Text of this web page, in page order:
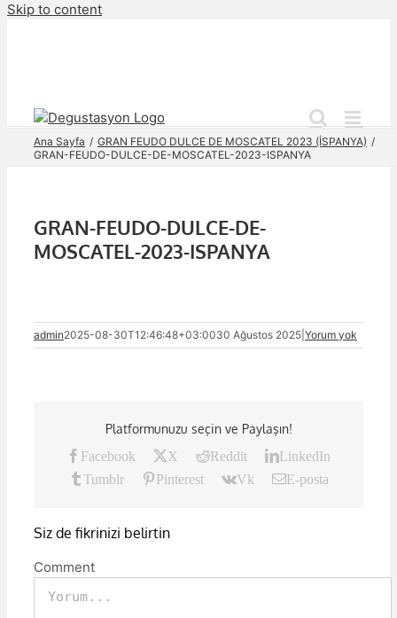
Skip to content
Ana Sayfa
GRAN FEUDO DULCE DE MOSCATEL 2023 (İSPANYA)
GRAN-FEUDO-DULCE-DE-MOSCATEL-2023-ISPANYA
GRAN-FEUDO-DULCE-DE-
MOSCATEL-2023-ISPANYA
admin2025-08-30T12:46:48+03:0030 Ağustos 2025 Yorum yok
Platformunuzu seçin ve Paylaşın!
Facebook X Reddit
LinkedIn
Tumblr
Pinterest Vk E-posta
Siz de fikrinizi belirtin
Comment